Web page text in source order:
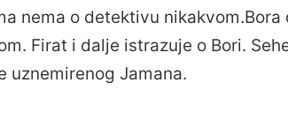
nema o detektivu
Firat i dalje istrazuje o Bori.
uznemirenog Jamana.